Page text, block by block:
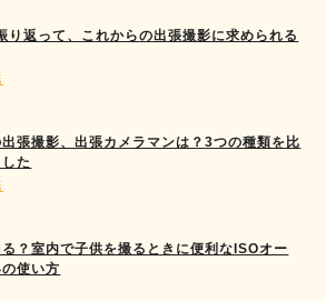
り返って、これからの出張撮影に求められる
張撮影、出張カメラマンは？3つの種類を比
た
？室内で子供を撮るときに便利なISOオー
の使い方